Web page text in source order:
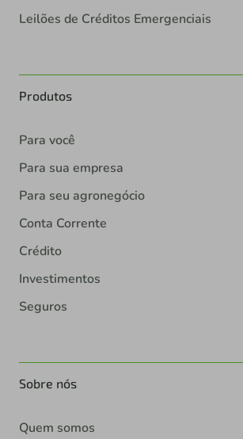
Leilões de Créditos Emergenciais
Produtos
Para você
Para sua empresa
Para seu agronegócio
Conta Corrente
Crédito
Investimentos
Seguros
Sobre nós
Quem somos